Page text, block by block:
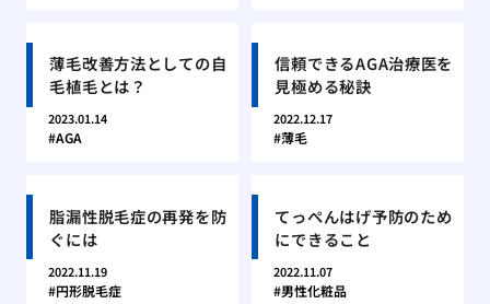
薄毛改善方法としての自
毛植毛とは？
2023.01.14
AGA
信頼できるAGA治療医を
見極める秘訣
2022.12.17
薄毛
脂漏性脱毛症の再発を防
ぐには
2022.11.19
円形脱毛症
てっぺんはげ予防のため
にできること
2022.11.07
男性化粧品